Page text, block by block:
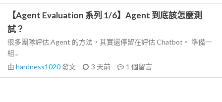
【Agent Evaluation 系列 1/6】Agent 到底該怎麼測
試？
很多團隊評估 Agent 的方法，其實還停留在評估 Chatbot。 準備一
組...
由 hardness1020發文 3 天前 1 個留言